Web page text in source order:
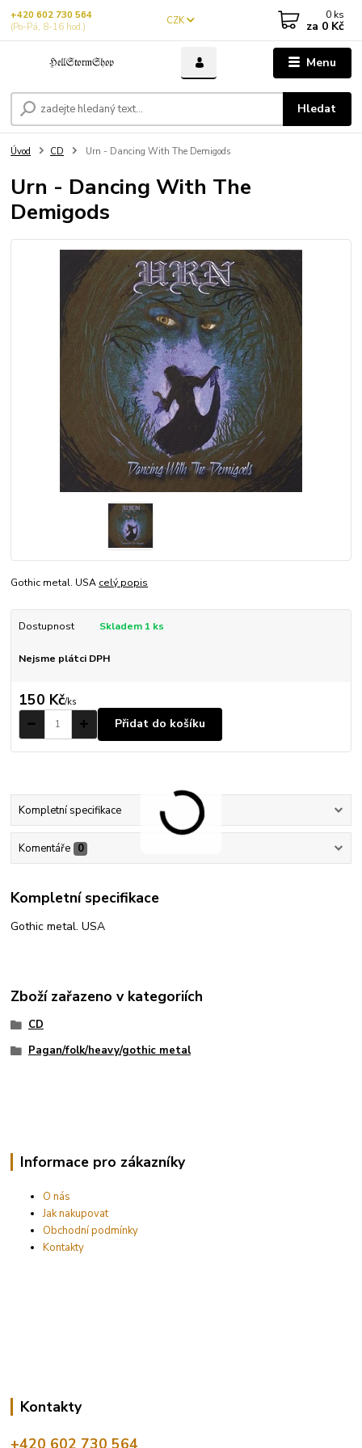
Menu
CZK
Hledat
+420 602 730 564
(Po-Pá, 8-16 hod.)
0 ks
za 0 Kč
Úvod CD Urn - Dancing With The Demigods
Urn - Dancing With The
Demigods
Gothic metal. USA celý popis
Dostupnost Skladem 1 ks
Nejsme plátci DPH
150 Kč/ks
Přidat do košíku
Kompletní specifikace
Komentáře 0
Kompletní specifikace
Gothic metal. USA
Zboží zařazeno v kategoriích
CD
Pagan/folk/heavy/gothic metal
Informace pro zákazníky
O nás
Jak nakupovat
Obchodní podmínky
Kontakty
Kontakty
+420 602 730 564